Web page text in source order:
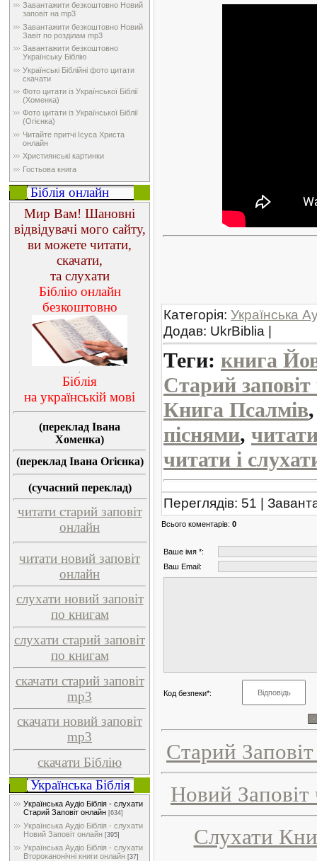
Завантажити безкоштовно Новий
заповіт на mp3
Завантажити безкоштовно Новий
Завіт по розділам mp3
Завантажити безкоштовно
Українську Біблію
Українські Біблійні фото цитати
скачати
Фото цитати із Української Біблії
(Хоменка)
Фото цитати із Української Біблії
(Огієнка)
Читайте притчі Ісуса Христа
онлайн
Християнські картинки
Гостьова книга
Біблія онлайн
Мир Вам! Шановні
відвідувачі мого сайту,
ви можете читати,
скачати,
та слухати
Біблію онлайн
безкоштовно
Біблія
на українській мові
(переклад Івана
Хоменка)
(переклад Івана Огієнка)
(сучасний переклад)
читати старий заповіт
онлайн
читати новий заповіт
онлайн
слухати новий заповіт
по книгам
слухати старий заповіт
по книгам
скачати старий заповіт
mp3
скачати новий заповіт
mp3
скачати Біблію
Українська Біблія
Українська Аудіо Біблія - слухати
Старий Заповіт онлайн [634]
Українська Аудіо Біблія - слухати
Новий Заповіт онлайн [395]
Українська Аудіо Біблія - слухати
Второканонічні книги онлайн [37]
Категорія: Українська
Додав: UkrBiblia |
Теги: книга
Старий
Книга Псалмів
піснями,
читати і
Переглядів: 51 |
Всього коментарів: 0
Ваше імя *:
Ваш Email:
Код безпеки*:
Старий
Новий Заповіт
Слухати